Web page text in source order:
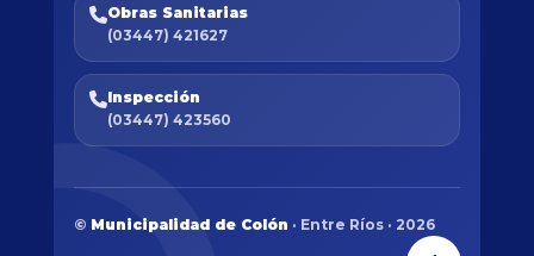
Obras Sanitarias
(03447) 421627
Inspección
(03447) 423560
© Municipalidad de Colón · Entre Ríos · 2026